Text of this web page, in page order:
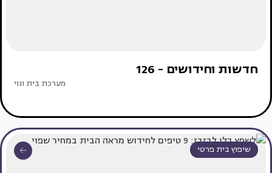
חדשות וחידושים - 126
מערכת בית ונוי
שיפוץ בית פרטי